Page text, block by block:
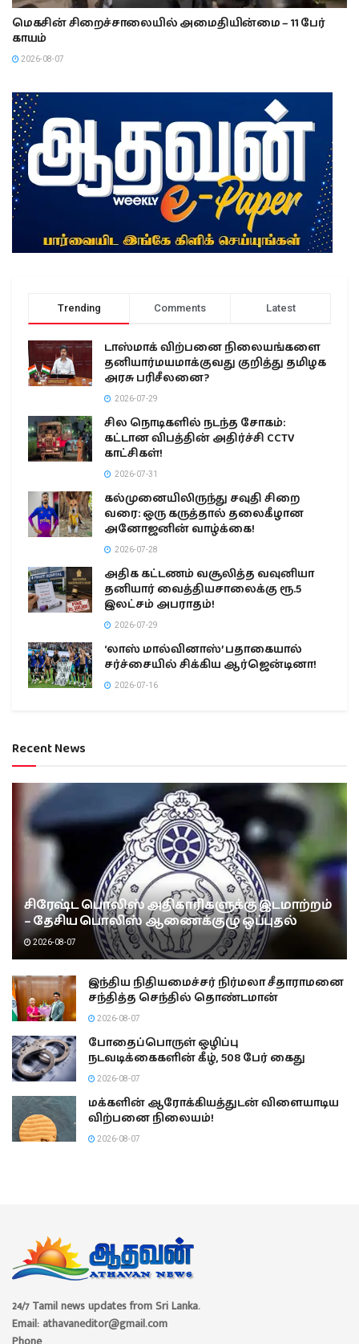
மெகசின் சிறைச்சாலையில் அமைதியின்மை – 11 பேர்
காயம்
2026-08-07
Trending Comments Latest
டாஸ்மாக் விற்பனை நிலையங்களை
தனியார்மயமாக்குவது குறித்து தமிழக
அரசு பரிசீலனை?
2026-07-29
சில நொடிகளில் நடந்த சோகம்:
கட்டான விபத்தின் அதிர்ச்சி CCTV
காட்சிகள்!
2026-07-31
கல்முனையிலிருந்து சவுதி சிறை
வரை: ஒரு கருத்தால் தலைகீழான
அனோஜனின் வாழ்க்கை!
2026-07-28
அதிக கட்டணம் வசூலித்த வவுனியா
தனியார் வைத்தியசாலைக்கு ரூ.5
இலட்சம் அபராதம்!
2026-07-29
‘லாஸ் மால்வினாஸ்’ பதாகையால்
சர்ச்சையில் சிக்கிய ஆர்ஜென்டினா!
2026-07-16
Recent News
சிரேஷ்ட பொலிஸ் அதிகாரிகளுக்கு இடமாற்றம்
– தேசிய பொலிஸ் ஆணைக்குழு ஒப்புதல்
2026-08-07
இந்திய நிதியமைச்சர் நிர்மலா சீதாராமனை
சந்தித்த செந்தில் தொண்டமான்
2026-08-07
போதைப்பொருள் ஒழிப்பு
நடவடிக்கைகளின் கீழ், 508 பேர் கைது
2026-08-07
மக்களின் ஆரோக்கியத்துடன் விளையாடிய
விற்பனை நிலையம்!
2026-08-07
24/7 Tamil news updates from Sri Lanka.
Email: athavaneditor@gmail.com